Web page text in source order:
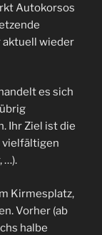
Autokorsos
aktuell wieder
es sich
Ihr Ziel ist die
vielfältigen
…).
Kirmesplatz,
Vorher (ab
halbe